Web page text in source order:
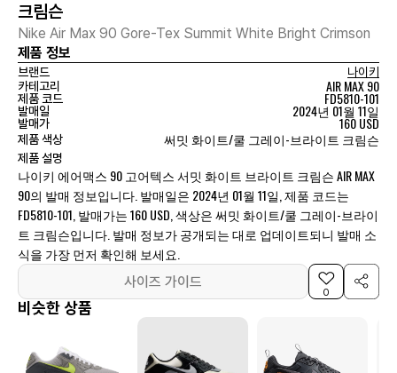
크림슨
Nike Air Max 90 Gore-Tex Summit White Bright Crimson
제품 정보
브랜드
나이키
카테고리
AIR MAX 90
제품 코드 FD5810-101
발매일 2024년 01월 11일
발매가 160 USD
제품 색상 써밋 화이트/쿨 그레이-브라이트 크림슨
제품 설명
나이키 에어맥스 90 고어텍스 서밋 화이트 브라이트 크림슨 AIR MAX
90의 발매 정보입니다. 발매일은 2024년 01월 11일, 제품 코드는
FD5810-101, 발매가는 160 USD, 색상은 써밋 화이트/쿨 그레이-브라이
트 크림슨입니다. 발매 정보가 공개되는 대로 업데이트되니 발매 소
식을 가장 먼저 확인해 보세요.
사이즈 가이드
0
비슷한 상품